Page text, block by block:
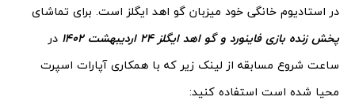
در استادیوم خانگی خود میزبان گو اهد ایگلز است. برای تماشای
پخش زنده بازی فاینورد و گو اهد ایگلز 24 اردیبهشت 1402
در
ساعت شروع مسابقه از لینک زیر که با همکاری آپارات اسپرت
محیا شده است استفاده کنید: